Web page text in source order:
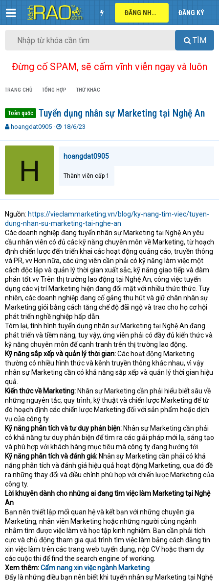
ĐĂNG NHẬP ĐĂNG KÝ
TÌM
Đừng cố SPAM, sẽ cấm vĩnh viễn ngay và luôn
TRANG CHỦ TỔNG HỢP THỨ KHÁC
Toàn quốc Tuyển dụng nhân sự Marketing tại Nghệ An
T
r
a
t
e
r
hoangdat0905
N
y
18/6/23
H hoangdat0905
Thành viên cấp 1
Nguồn: https://vieclammarketing.vn/blog/ky-nang-tim-viec/tuyen-
dung-nhan-su-marketing-tai-nghe-an
Các doanh nghiệp đang tuyển nhân sự Marketing tại Nghệ An yêu
cầu nhân viên có đủ các kỹ năng chuyên môn về Marketing, từ hoạch
định chiến lược đến triển khai các hoạt động quảng cáo, truyền thông
và PR, vv Hơn nữa, các ứng viên cần phải có kỹ năng làm việc một
cách độc lập và quản lý thời gian xuất sắc, kỹ năng giao tiếp và đàm
phán tốt vv Trên thị trường lao động tại Nghệ An, công việc tuyển
dụng các vị trí Marketing hiện đang đối mặt với nhiều thức thức. Tuy
nhiên, các doanh nghiệp đang cố gắng thu hút và giữ chân nhân sự
Marketing giỏi bằng cách tăng chế độ đãi ngộ và trao cho họ cơ hội
phát triển nghề nghiệp hấp dẫn.
Tóm lại, tình hình tuyển dụng nhân sự Marketing tại Nghệ An đang
phát triển và tiềm năng, tuy vậy, ứng viên phải có đầy đủ kiến thức và
kỹ năng chuyên môn để cạnh tranh trên thị trường lao động.
Kỹ năng sắp xếp và quản lý thời gian:Các hoạt động Marketing
thường có nhiều hình thức và kênh truyền thông khác nhau, vì vậy
nhân sự Marketing cần có khả năng sắp xếp và quản lý thời gian hiệu
quả.
Kiến thức về Marketing: Nhân sự Marketing cần phải hiểu biết sâu về
những nguyên tắc, quy trình, kỹ thuật và chiến lược Marketing để từ
đó hoạch định các chiến lược Marketing đối với sản phẩm hoặc dịch
vụ của công ty.
Kỹ năng phân tích và tư duy phản biện: Nhân sự Marketing cần phải
có khả năng tư duy phản biện để tìm ra các giải pháp mới lạ, sáng tạo
và phù hợp với khách hàng mục tiêu mà công ty đang hướng tới.
Kỹ năng phân tích và đánh giá: Nhân sự Marketing cần phải có khả
năng phân tích và đánh giá hiệu quả hoạt động Marketing, qua đó đề
ra những thay đổi và điều chỉnh phù hợp với chiến lược Marketing của
công ty.
Lời khuyên dành cho những ai đang tìm việc làm Marketing tại Nghệ
An
Bạn nên thiết lập mối quan hệ và kết bạn với những chuyên gia
Marketing, nhân viên Marketing hoặc những người cùng ngành
nhằm tìm được việc làm và học tập kinh nghiệm. Bạn cần phải tích
cực và chủ động tham gia quá trình tìm việc làm bằng cách đăng tin
xin việc làm trên các trang web tuyển dụng, nộp CV hoặc tham dự
các cuộc thi để find the search engine of working.
Xem thêm:Cẩm nang xin việc ngành Marketing
Đấy là những điều bạn nên biết khi tuyển nhân sự Marketing tại Nghệ